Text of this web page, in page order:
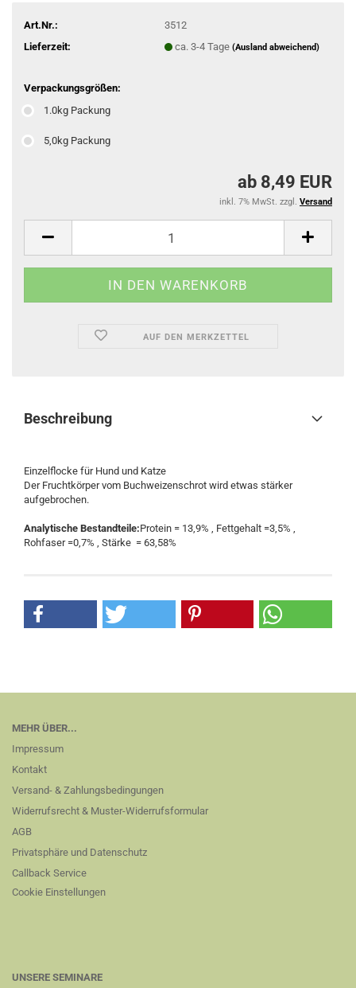
Art.Nr.:
3512
Lieferzeit:
ca. 3-4 Tage (Ausland abweichend)
Verpackungsgrößen:
1.0kg Packung
5,0kg Packung
ab 8,49 EUR
inkl. 7% MwSt. zzgl. Versand
AUF DEN MERKZETTEL
Beschreibung
Einzelflocke für Hund und Katze
Der Fruchtkörper vom Buchweizenschrot wird etwas stärker
aufgebrochen.
Analytische Bestandteile:Protein = 13,9% , Fettgehalt =3,5% ,
Rohfaser =0,7% , Stärke = 63,58%
MEHR ÜBER...
Impressum
Kontakt
Versand- & Zahlungsbedingungen
Widerrufsrecht & Muster-Widerrufsformular
AGB
Privatsphäre und Datenschutz
Callback Service
Cookie Einstellungen
UNSERE SEMINARE